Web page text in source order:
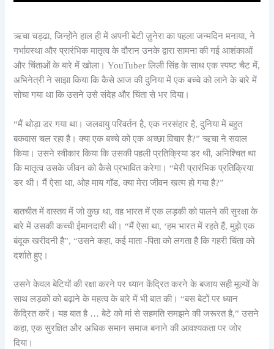
ऋचा चड्ढा, जिन्होंने हाल ही में अपनी बेटी ज़ुनेरा का पहला जन्मदिन मनाया, ने
गर्भावस्था और प्रारंभिक मातृत्व के दौरान उनके द्वारा सामना की गई आशंकाओं
और चिंताओं के बारे में खोला। YouTuber लिली सिंह के साथ एक स्पष्ट चैट में,
अभिनेत्री ने साझा किया कि कैसे आज की दुनिया में एक बच्चे को लाने के बारे में
सोचा गया था कि उसने उसे संदेह और चिंता से भर दिया।
“मैं थोड़ा डर गया था। जलवायु परिवर्तन है, एक नरसंहार है, दुनिया में बहुत
बकवास चल रहा है। क्या एक बच्चे को एक अच्छा विचार है?” ऋचा ने सवाल
किया। उसने स्वीकार किया कि उसकी पहली प्रतिक्रिया डर थी, अनिश्चित था
कि मातृत्व उसके जीवन को कैसे प्रभावित करेगा। “मेरी प्रारंभिक प्रतिक्रिया
डर थी। मैं ऐसा था, ओह माय गॉड, क्या मेरा जीवन खत्म हो गया है?”
बातचीत में वास्तव में जो कुछ था, वह भारत में एक लड़की को पालने की सुरक्षा के
बारे में उसकी कच्ची ईमानदारी थी। “मैं ऐसा था, ‘हम भारत में रहते हैं, मुझे एक
बंदूक खरीदनी है”, “उसने कहा, कई माता -पिता को लगता है कि गहरी चिंता को
दर्शाते हुए।
उसने केवल बेटियों की रक्षा करने पर ध्यान केंद्रित करने के बजाय सही मूल्यों के
साथ लड़कों को बढ़ाने के महत्व के बारे में भी बात की। “बस बेटों पर ध्यान
केंद्रित करें। यह बात है … बेटे को मां से सहमति समझने की जरूरत है,” उसने
कहा, एक सुरक्षित और अधिक समान समाज बनाने की आवश्यकता पर जोर
दिया।